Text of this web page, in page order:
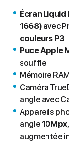
Écran Liquid
1668) avec
couleurs P3
Puce Apple
souffle
Mémoire
Caméra
angle avec
Appareils
angle 10Mpx
augmentée